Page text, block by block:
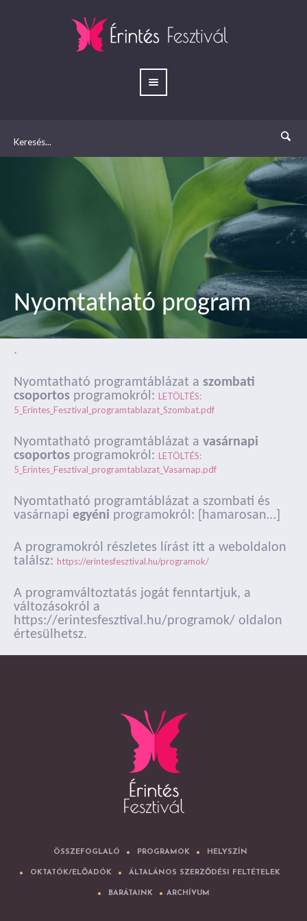
Nyomtatható program
.
Nyomtatható programtáblázat a szombati
csoportos programokról: LETÖLTÉS:
5_Erintes_Fesztival_programtablazat_Szombat.pdf
Nyomtatható programtáblázat a vasárnapi
csoportos programokról: LETÖLTÉS:
5_Erintes_Fesztival_programtablazat_Vasarnap.pdf
Nyomtatható programtáblázat a szombati és
vasárnapi egyéni programokról: [hamarosan…]
A programokról részletes lírást itt a weboldalon
találsz: https://erintesfesztival.hu/programok/
A programváltoztatás jogát fenntartjuk, a
változásokról a
https://erintesfesztival.hu/programok/ oldalon
értesülhetsz.
ÖSSZEFOGLALÓ PROGRAMOK HELYSZÍN
OKTATÓK/ELŐADÓK ÁLTALÁNOS SZERZŐDÉSI FELTÉTELEK
BARÁTAINK ARCHÍVUM